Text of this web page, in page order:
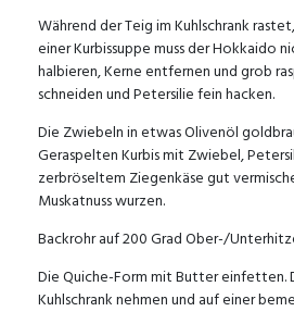
Während der Teig im Kuhlschrank
einer Kurbissuppe muss der Hokkaido
halbieren, Kerne entfernen und grob
schneiden und Petersilie fein hacken.
Die Zwiebeln in etwas Olivenöl
Geraspelten Kurbis mit Zwiebel,
zerbröseltem Ziegenkäse gut
Muskatnuss wurzen.
Backrohr auf 200 Grad Ober-/
Die Quiche-Form mit Butter einfetten.
Kuhlschrank nehmen und auf einer